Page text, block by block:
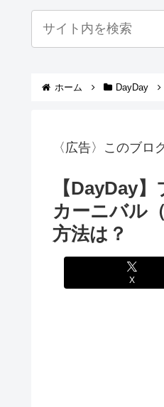
ホーム DayDay
〈広告〉このブロ
【DayDay
カーニバル
方法は？
X